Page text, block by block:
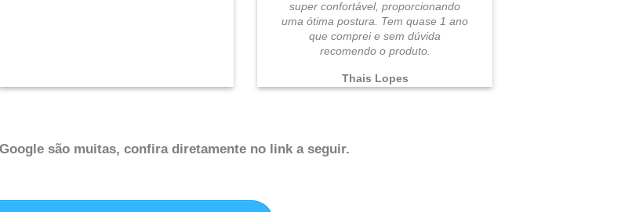
super confortável, proporcionando
uma ótima postura. Tem quase 1 ano
que comprei e sem dúvida
recomendo o produto.
Thais Lopes
são muitas, confira diretamente no link a seguir.